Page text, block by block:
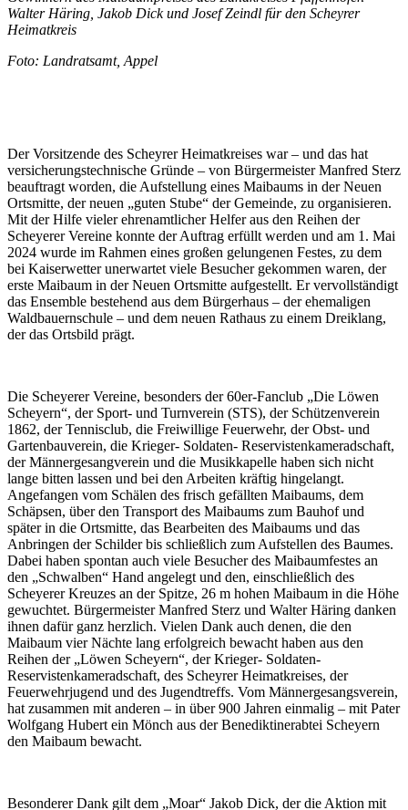
Walter Häring, Jakob Dick und Josef Zeindl für den Scheyrer
Heimatkreis
Foto: Landratsamt, Appel
Der Vorsitzende des Scheyrer Heimatkreises war – und das hat
versicherungstechnische Gründe – von Bürgermeister Manfred Sterz
beauftragt worden, die Aufstellung eines Maibaums in der Neuen
Ortsmitte, der neuen „guten Stube“ der Gemeinde, zu organisieren.
Mit der Hilfe vieler ehrenamtlicher Helfer aus den Reihen der
Scheyerer Vereine konnte der Auftrag erfüllt werden und am 1. Mai
2024 wurde im Rahmen eines großen gelungenen Festes, zu dem
bei Kaiserwetter unerwartet viele Besucher gekommen waren, der
erste Maibaum in der Neuen Ortsmitte aufgestellt. Er vervollständigt
das Ensemble bestehend aus dem Bürgerhaus – der ehemaligen
Waldbauernschule – und dem neuen Rathaus zu einem Dreiklang,
der das Ortsbild prägt.
Die Scheyerer Vereine, besonders der 60er-Fanclub „Die Löwen
Scheyern“, der Sport- und Turnverein (STS), der Schützenverein
1862, der Tennisclub, die Freiwillige Feuerwehr, der Obst- und
Gartenbauverein, die Krieger- Soldaten- Reservistenkameradschaft,
der Männergesangverein und die Musikkapelle haben sich nicht
lange bitten lassen und bei den Arbeiten kräftig hingelangt.
Angefangen vom Schälen des frisch gefällten Maibaums, dem
Schäpsen, über den Transport des Maibaums zum Bauhof und
später in die Ortsmitte, das Bearbeiten des Maibaums und das
Anbringen der Schilder bis schließlich zum Aufstellen des Baumes.
Dabei haben spontan auch viele Besucher des Maibaumfestes an
den „Schwalben“ Hand angelegt und den, einschließlich des
Scheyerer Kreuzes an der Spitze, 26 m hohen Maibaum in die Höhe
gewuchtet. Bürgermeister Manfred Sterz und Walter Häring danken
ihnen dafür ganz herzlich. Vielen Dank auch denen, die den
Maibaum vier Nächte lang erfolgreich bewacht haben aus den
Reihen der „Löwen Scheyern“, der Krieger- Soldaten-
Reservistenkameradschaft, des Scheyrer Heimatkreises, der
Feuerwehrjugend und des Jugendtreffs. Vom Männergesangsverein,
hat zusammen mit anderen – in über 900 Jahren einmalig – mit Pater
Wolfgang Hubert ein Mönch aus der Benediktinerabtei Scheyern
den Maibaum bewacht.
Besonderer Dank gilt dem „Moar“ Jakob Dick, der die Aktion mit